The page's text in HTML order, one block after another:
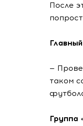
После
—
таком
Группа